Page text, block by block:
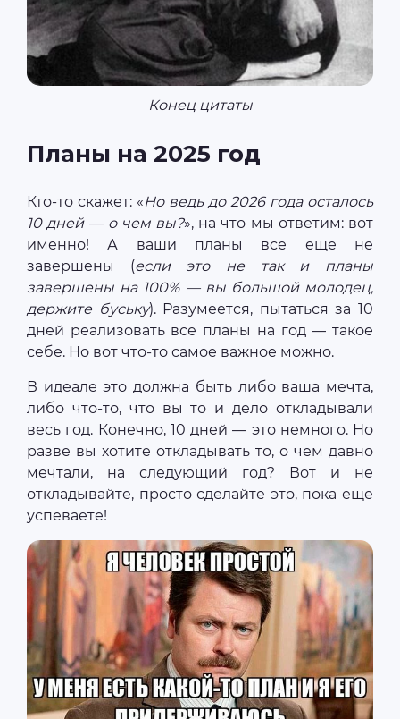
Конец цитаты
Планы на 2025 год
Кто-то скажет: «Но ведь до 2026 года осталось
10 дней — о чем вы?», на что мы ответим: вот
именно! А ваши планы все еще не
завершены (если это не так и планы
завершены на 100% — вы большой молодец,
держите буську). Разумеется, пытаться за 10
дней реализовать все планы на год — такое
себе. Но вот что-то самое важное можно.
В идеале это должна быть либо ваша мечта,
либо что-то, что вы то и дело откладывали
весь год. Конечно, 10 дней — это немного. Но
разве вы хотите откладывать то, о чем давно
мечтали, на следующий год? Вот и не
откладывайте, просто сделайте это, пока еще
успеваете!